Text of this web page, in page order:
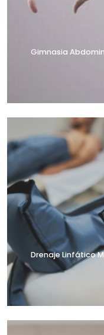
Gimnasia
Drenaje Linfático